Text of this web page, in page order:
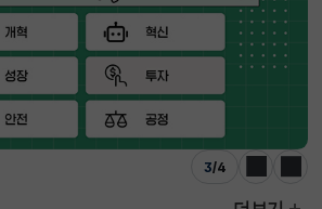
3/4
이전 다음